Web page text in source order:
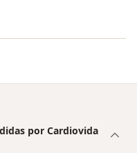
por Cardiovida